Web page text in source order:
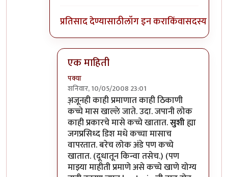
प्रतिसाद देण्यासाठीलॉग इन कराकिंवासदस्य व्हा
एक माहिती
पक्या
शनिवार, 10/05/2008 23:01
In reply toतेचbyप्रभाकर पेठकर
अ़जूनही काही प्रमाणात काही ठिकाणी
कच्चे मास खाल्ले जाते. उदा. जपानी लोक
काही प्रकारचे मासे कच्चे खातात.सुशीह्या
जगप्रसिध्द डिश मधे कच्चा मासाच
वापरतात. बरेच लोक अंडे पण कच्चे
खातात. (दूधातून किन्वा तसेच.) (पण
माझ्या माहीती प्रमाणे असे कच्चे खाणे योग्य